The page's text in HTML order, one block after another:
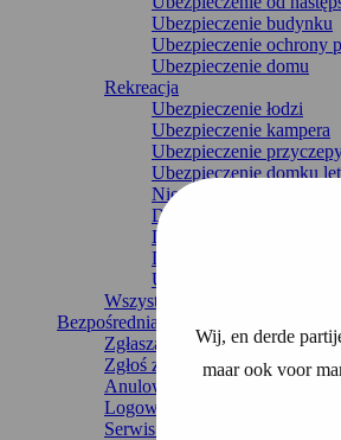
Wij, en derde
maar ook voor
Ubezpieczenie budynku
Ubezpieczenie ochrony
Ubezpieczenie domu
Rekreacja
Ubezpieczenie łodzi
Ubezpieczenie kampera
Ubezpieczenie
Ubezpieczenie domku
Nieprzerwane
Dom rekreacyjny
Dom mobilny
Dom wakacyjny
Ubezpieczenie przyczepy
Wszystkie ubezpieczenia
Bezpośrednia organizacja
Zgłaszanie uszkodzeń
Zgłoś zmianę
Anulowanie ubezpieczenia
Logowanie
Serwis i kontakt